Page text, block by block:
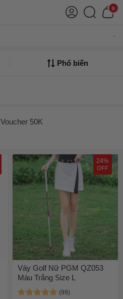
0
Phổ biến
Voucher 50K
24%
OFF
Váy Golf Nữ PGM QZ053
Màu Trắng Size L